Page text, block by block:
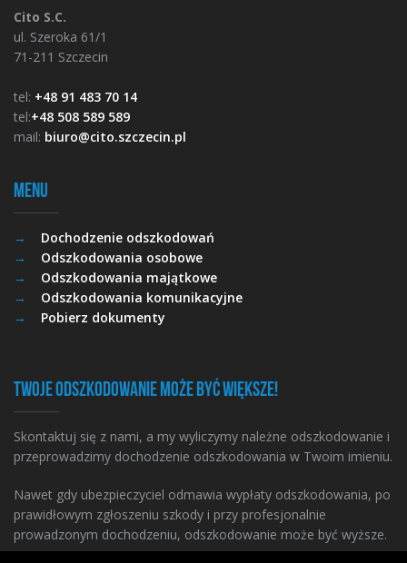
Cito S.C.
ul. Szeroka 61/1
71-211 Szczecin
tel: +48 91 483 70 14
tel:+48 508 589 589
mail: biuro@cito.szczecin.pl
Menu
Dochodzenie odszkodowań
Odszkodowania osobowe
Odszkodowania majątkowe
Odszkodowania komunikacyjne
Pobierz dokumenty
Twoje odszkodowanie może być większe!
Skontaktuj się z nami, a my wyliczymy należne odszkodowanie i
przeprowadzimy dochodzenie odszkodowania w Twoim imieniu.
Nawet gdy ubezpieczyciel odmawia wypłaty odszkodowania, po
prawidłowym zgłoszeniu szkody i przy profesjonalnie
prowadzonym dochodzeniu, odszkodowanie może być wyższe.